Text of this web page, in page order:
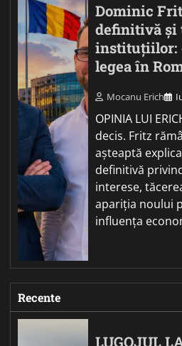
Dominic
definitivă și
instituțiilor:
legea în
Mocanu Erich
OPINIA LUI
decis. Fritz
așteaptă
definitivă
interese,
apariția noului
influența
Recente
LUGOJUL